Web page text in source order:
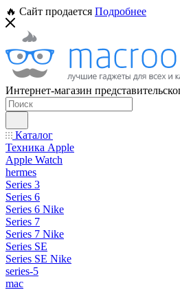
🔥 Сайт продается Подробнее
Интернет-магазин
Каталог
Техника Apple
Apple Watch
hermes
Series 3
Series 6
Series 6 Nike
Series 7
Series 7 Nike
Series SE
Series SE Nike
series-5
mac